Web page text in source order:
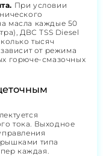
При условии
масла каждые 50
ДВС TSS Diesel
тысяч
от режима
горюче-смазочных
тока. Выходное
типа
каждая.